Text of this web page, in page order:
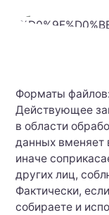
Форматы
Действующее
в области
данных вменяет
иначе
других лиц,
Фактически,
собираете и